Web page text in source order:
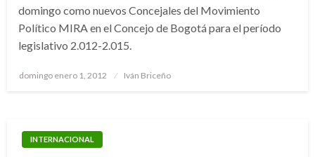
domingo como nuevos Concejales del Movimiento
Político MIRA en el Concejo de Bogotá para el período
legislativo 2.012-2.015.
Publicado
domingo enero 1, 2012 Iván Briceño
INTERNACIONAL